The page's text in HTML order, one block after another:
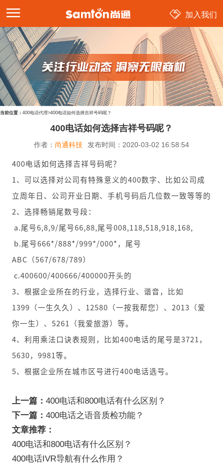
加入我们
当前位置： 400电话代理>400电话如何选择吉祥号码呢？
400电话如何选择吉祥号码呢？
作者： 尚通科技 发布时间： 2020-03-02 16:58:54
400电话如何选择吉祥号码呢？
1、可以选择对公司有特殊意义的400数字、比如公司成
立周年日、公司开业日期、手机号码后几位数一致等等的
2、选择畅销尾数号段：
a.尾号6,8,9/尾号66,88,尾号008,118,518,918,168,
b.尾号666*/888*/999*/000*，尾号
ABC（567/678/789）
c.400600/400666/400000开头的
3、根据企业所在的行业，选择行业、谐音，比如
1399（一生久久）、12580（一按我帮您）、2013（爱
你一生）、5261（我爱旅游）等。
4、利用乘法口诀表规则，比如400电话的尾号是3721，
5630，9981等。
5、根据企业所在城市区号进行400电话选号。
上一篇： 400电话和800电话有什么区别？
下一篇： 400电话之语音质检功能？
文章推荐：
400电话和800电话有什么区别？
400电话IVR导航有什么作用？